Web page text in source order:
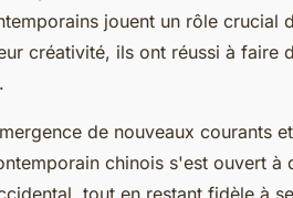
jouent un rôle crucial
créativité, ils ont réussi à faire
de nouveaux courants
chinois s'est ouvert à
tout en restant fidèle à